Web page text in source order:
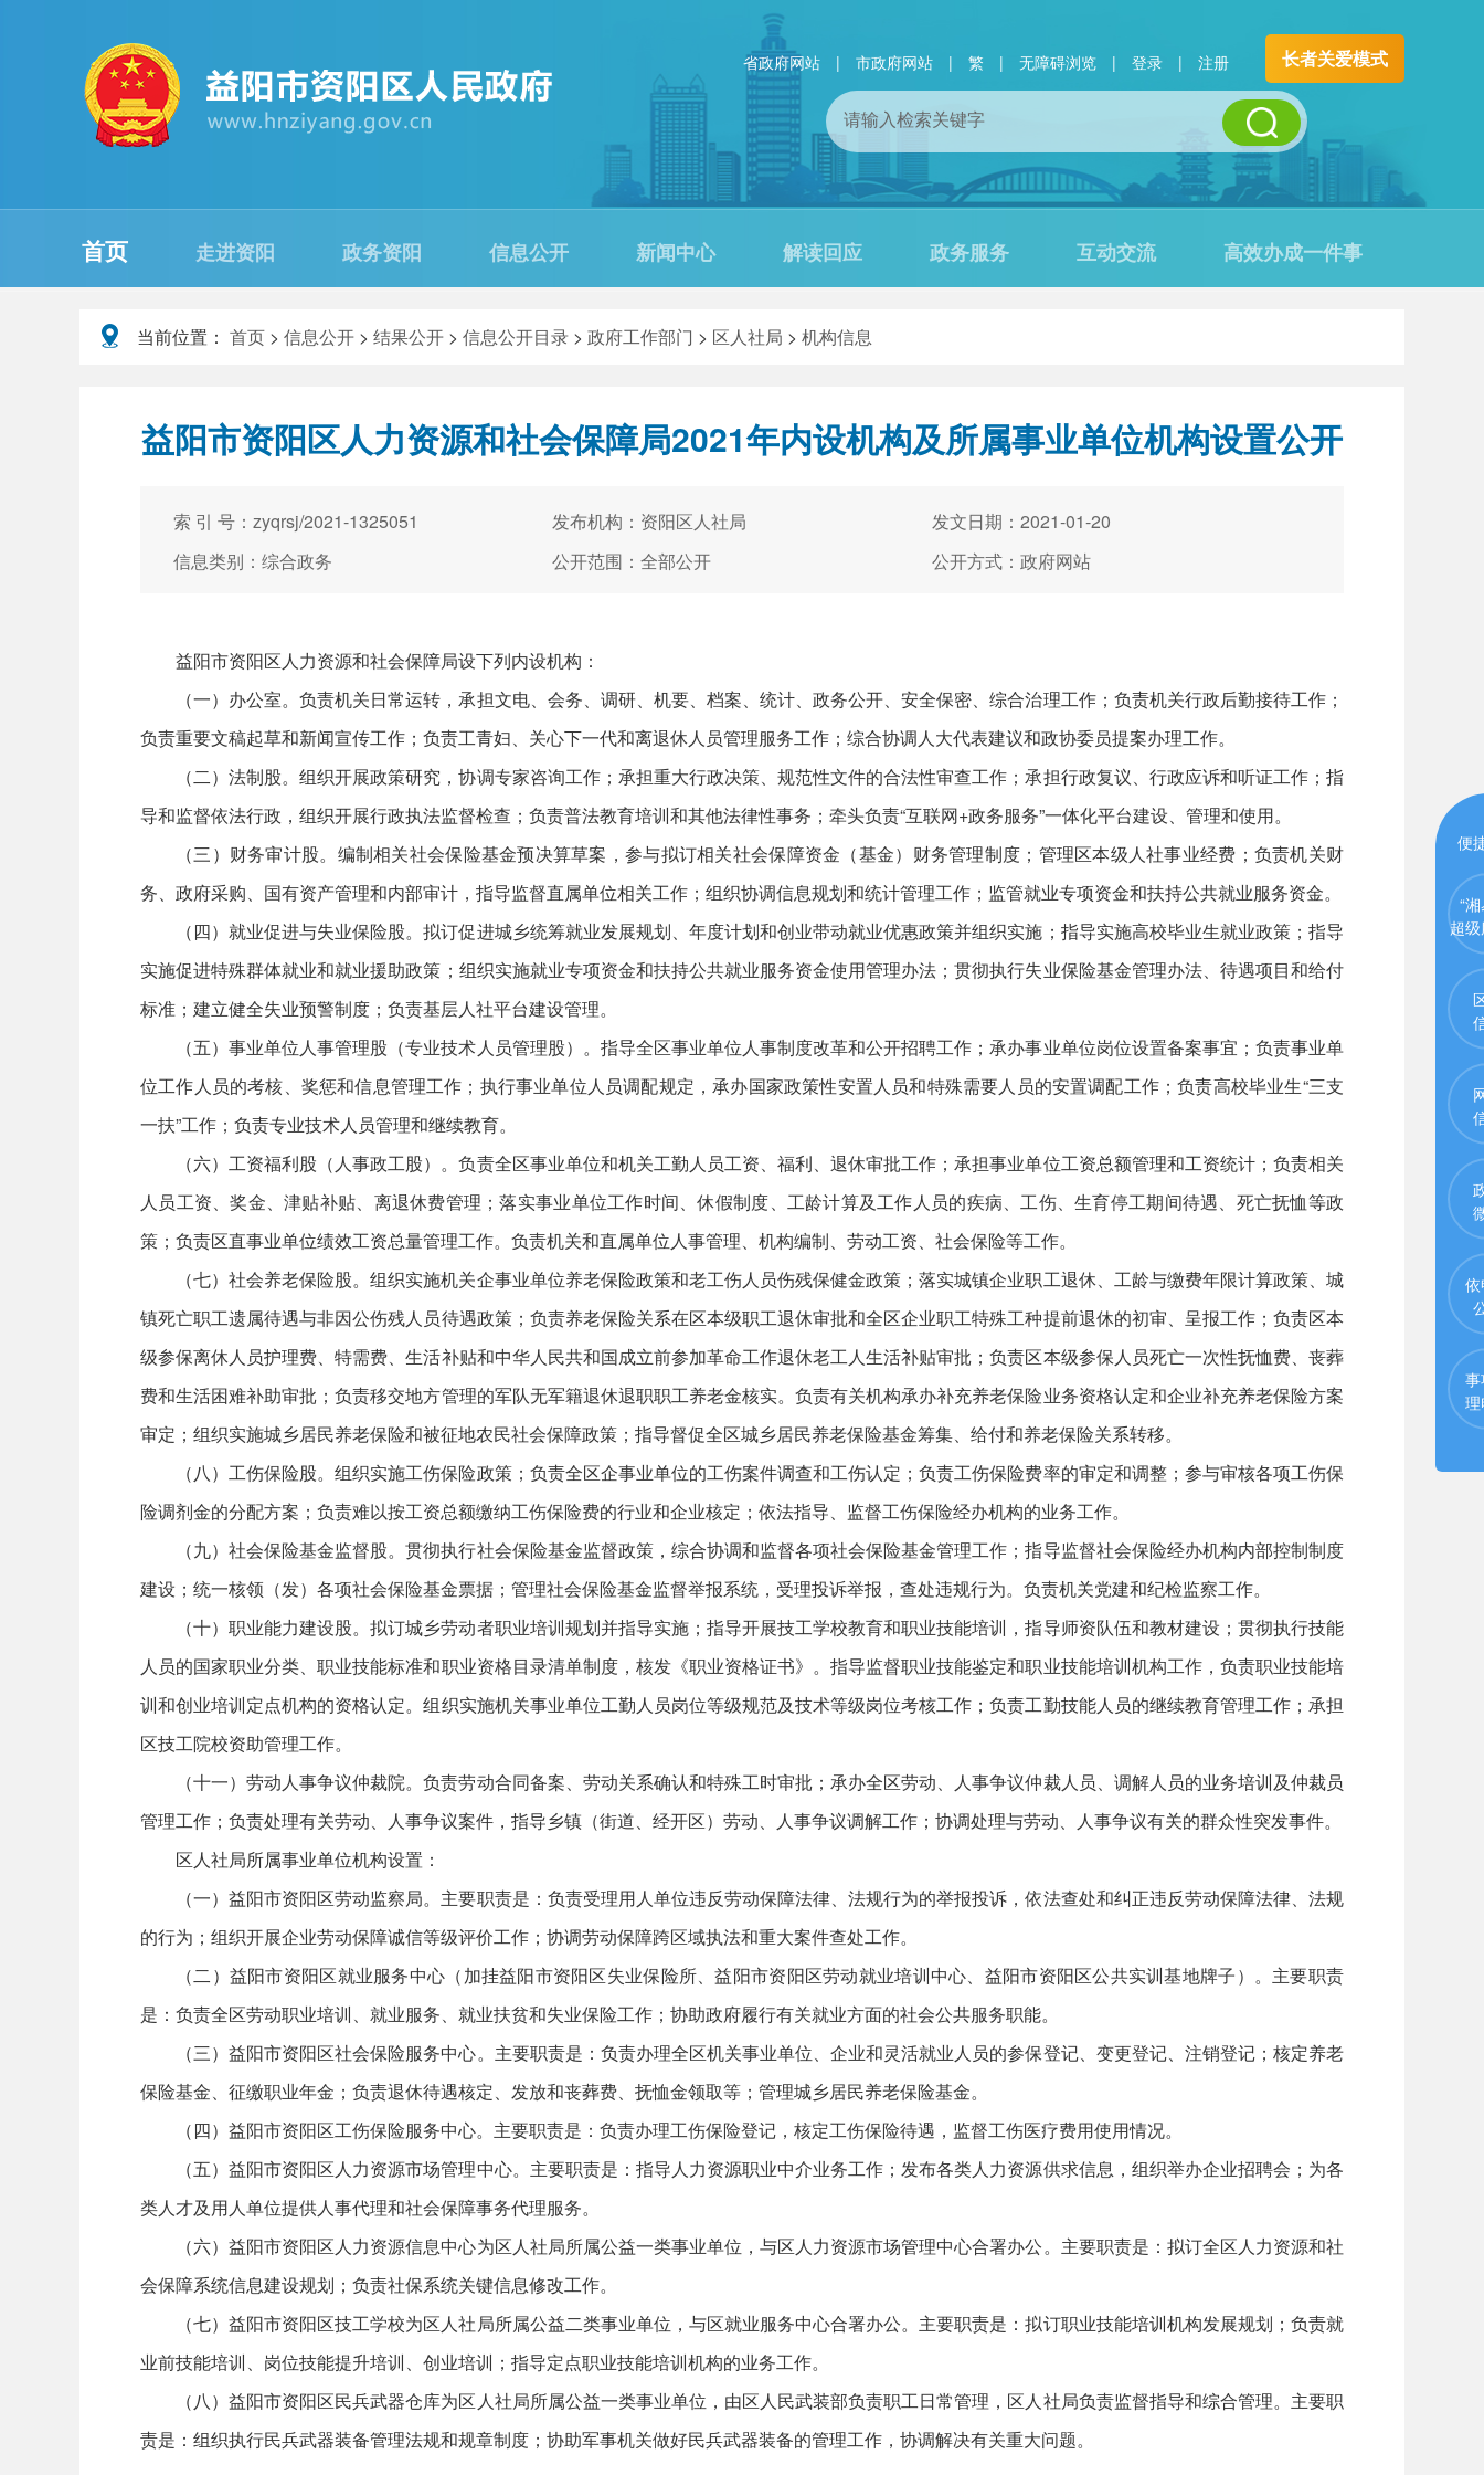
省政府网站 | 市政府网站 | 繁 | 无障碍浏览 | 登录 | 注册 长者关爱模式
首页 走进资阳 政务资阳 信息公开 新闻中心 解读回应 政务服务 互动交流 高效办成一件事
当前位置： 首页 > 信息公开 > 结果公开 > 信息公开目录 > 政府工作部门 > 区人社局 > 机构信息
益阳市资阳区人力资源和社会保障局2021年内设机构及所属事业单位机构设置公开
索 引 号：zyqrsj/2021-1325051 发布机构：资阳区人社局
发文日期：2021-01-20
信息类别：综合政务
公开范围：全部公开 公开方式：政府网站
益阳市资阳区人力资源和社会保障局设下列内设机构：
（一）办公室。负责机关日常运转，承担文电、会务、调研、机要、档案、统计、政务公开、安全保密、综合治理工作；负责机关行政后勤接待工作；
负责重要文稿起草和新闻宣传工作；负责工青妇、关心下一代和离退休人员管理服务工作；综合协调人大代表建议和政协委员提案办理工作。
（二）法制股。组织开展政策研究，协调专家咨询工作；承担重大行政决策、规范性文件的合法性审查工作；承担行政复议、行政应诉和听证工作；指
导和监督依法行政，组织开展行政执法监督检查；负责普法教育培训和其他法律性事务；牵头负责“互联网+政务服务”一体化平台建设、管理和使用。
（三）财务审计股。编制相关社会保险基金预决算草案，参与拟订相关社会保障资金（基金）财务管理制度；管理区本级人社事业经费；负责机关财
务、政府采购、国有资产管理和内部审计，指导监督直属单位相关工作；组织协调信息规划和统计管理工作；监管就业专项资金和扶持公共就业服务资金。
（四）就业促进与失业保险股。拟订促进城乡统筹就业发展规划、年度计划和创业带动就业优惠政策并组织实施；指导实施高校毕业生就业政策；指导
实施促进特殊群体就业和就业援助政策；组织实施就业专项资金和扶持公共就业服务资金使用管理办法；贯彻执行失业保险基金管理办法、待遇项目和给付
标准；建立健全失业预警制度；负责基层人社平台建设管理。
（五）事业单位人事管理股（专业技术人员管理股）。指导全区事业单位人事制度改革和公开招聘工作；承办事业单位岗位设置备案事宜；负责事业单
位工作人员的考核、奖惩和信息管理工作；执行事业单位人员调配规定，承办国家政策性安置人员和特殊需要人员的安置调配工作；负责高校毕业生“三支
一扶”工作；负责专业技术人员管理和继续教育。
（六）工资福利股（人事政工股）。负责全区事业单位和机关工勤人员工资、福利、退休审批工作；承担事业单位工资总额管理和工资统计；负责相关
人员工资、奖金、津贴补贴、离退休费管理；落实事业单位工作时间、休假制度、工龄计算及工作人员的疾病、工伤、生育停工期间待遇、死亡抚恤等政
策；负责区直事业单位绩效工资总量管理工作。负责机关和直属单位人事管理、机构编制、劳动工资、社会保险等工作。
（七）社会养老保险股。组织实施机关企事业单位养老保险政策和老工伤人员伤残保健金政策；落实城镇企业职工退休、工龄与缴费年限计算政策、城
镇死亡职工遗属待遇与非因公伤残人员待遇政策；负责养老保险关系在区本级职工退休审批和全区企业职工特殊工种提前退休的初审、呈报工作；负责区本
级参保离休人员护理费、特需费、生活补贴和中华人民共和国成立前参加革命工作退休老工人生活补贴审批；负责区本级参保人员死亡一次性抚恤费、丧葬
费和生活困难补助审批；负责移交地方管理的军队无军籍退休退职职工养老金核实。负责有关机构承办补充养老保险业务资格认定和企业补充养老保险方案
审定；组织实施城乡居民养老保险和被征地农民社会保障政策；指导督促全区城乡居民养老保险基金筹集、给付和养老保险关系转移。
（八）工伤保险股。组织实施工伤保险政策；负责全区企事业单位的工伤案件调查和工伤认定；负责工伤保险费率的审定和调整；参与审核各项工伤保
险调剂金的分配方案；负责难以按工资总额缴纳工伤保险费的行业和企业核定；依法指导、监督工伤保险经办机构的业务工作。
（九）社会保险基金监督股。贯彻执行社会保险基金监督政策，综合协调和监督各项社会保险基金管理工作；指导监督社会保险经办机构内部控制制度
建设；统一核领（发）各项社会保险基金票据；管理社会保险基金监督举报系统，受理投诉举报，查处违规行为。负责机关党建和纪检监察工作。
（十）职业能力建设股。拟订城乡劳动者职业培训规划并指导实施；指导开展技工学校教育和职业技能培训，指导师资队伍和教材建设；贯彻执行技能
人员的国家职业分类、职业技能标准和职业资格目录清单制度，核发《职业资格证书》。指导监督职业技能鉴定和职业技能培训机构工作，负责职业技能培
训和创业培训定点机构的资格认定。组织实施机关事业单位工勤人员岗位等级规范及技术等级岗位考核工作；负责工勤技能人员的继续教育管理工作；承担
区技工院校资助管理工作。
（十一）劳动人事争议仲裁院。负责劳动合同备案、劳动关系确认和特殊工时审批；承办全区劳动、人事争议仲裁人员、调解人员的业务培训及仲裁员
管理工作；负责处理有关劳动、人事争议案件，指导乡镇（街道、经开区）劳动、人事争议调解工作；协调处理与劳动、人事争议有关的群众性突发事件。
区人社局所属事业单位机构设置：
（一）益阳市资阳区劳动监察局。主要职责是：负责受理用人单位违反劳动保障法律、法规行为的举报投诉，依法查处和纠正违反劳动保障法律、法规
的行为；组织开展企业劳动保障诚信等级评价工作；协调劳动保障跨区域执法和重大案件查处工作。
（二）益阳市资阳区就业服务中心（加挂益阳市资阳区失业保险所、益阳市资阳区劳动就业培训中心、益阳市资阳区公共实训基地牌子）。主要职责
是：负责全区劳动职业培训、就业服务、就业扶贫和失业保险工作；协助政府履行有关就业方面的社会公共服务职能。
（三）益阳市资阳区社会保险服务中心。主要职责是：负责办理全区机关事业单位、企业和灵活就业人员的参保登记、变更登记、注销登记；核定养老
保险基金、征缴职业年金；负责退休待遇核定、发放和丧葬费、抚恤金领取等；管理城乡居民养老保险基金。
（四）益阳市资阳区工伤保险服务中心。主要职责是：负责办理工伤保险登记，核定工伤保险待遇，监督工伤医疗费用使用情况。
（五）益阳市资阳区人力资源市场管理中心。主要职责是：指导人力资源职业中介业务工作；发布各类人力资源供求信息，组织举办企业招聘会；为各
类人才及用人单位提供人事代理和社会保障事务代理服务。
（六）益阳市资阳区人力资源信息中心为区人社局所属公益一类事业单位，与区人力资源市场管理中心合署办公。主要职责是：拟订全区人力资源和社
会保障系统信息建设规划；负责社保系统关键信息修改工作。
（七）益阳市资阳区技工学校为区人社局所属公益二类事业单位，与区就业服务中心合署办公。主要职责是：拟订职业技能培训机构发展规划；负责就
业前技能培训、岗位技能提升培训、创业培训；指导定点职业技能培训机构的业务工作。
（八）益阳市资阳区民兵武器仓库为区人社局所属公益一类事业单位，由区人民武装部负责职工日常管理，区人社局负责监督指导和综合管理。主要职
责是：组织执行民兵武器装备管理法规和规章制度；协助军事机关做好民兵武器装备的管理工作，协调解决有关重大问题。
便
“
超